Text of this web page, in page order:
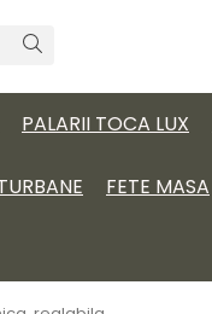
PALARII TOCA LUX
FETE MASA